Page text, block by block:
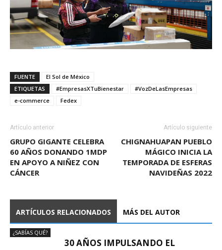
FUENTE
El Sol de México
ETIQUETAS
#EmpresasXTuBienestar
#VozDeLasEmpresas
e-commerce
Fedex
Artículo anterior
GRUPO GIGANTE CELEBRA
60 AÑOS DONANDO 1MDP
EN APOYO A NIÑEZ CON
CÁNCER
Artículo siguiente
CHIGNAHUAPAN PUEBLO
MÁGICO INICIA LA
TEMPORADA DE ESFERAS
NAVIDEÑAS 2022
ARTÍCULOS RELACIONADOS MÁS DEL AUTOR
¿SABÍAS QUÉ?
30 AÑOS IMPULSANDO EL